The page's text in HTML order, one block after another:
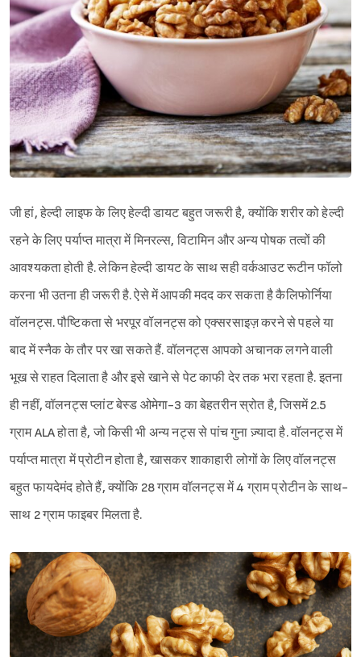
जी हां, हेल्दी लाइफ के लिए हेल्दी डायट बहुत जरूरी है, क्योंकि शरीर को हेल्दी
रहने के लिए पर्याप्त मात्रा में मिनरल्स, विटामिन और अन्य पोषक तत्वों की
आवश्यकता होती है. लेकिन हेल्दी डायट के साथ सही वर्कआउट रूटीन फॉलो
करना भी उतना ही जरूरी है. ऐसे में आपकी मदद कर सकता है कैलिफोर्निया
वॉलनट्स. पौष्टिकता से भरपूर वॉलनट्स को एक्सरसाइज़ करने से पहले या
बाद में स्नैक के तौर पर खा सकते हैं. वॉलनट्स आपको अचानक लगने वाली
भूख से राहत दिलाता है और इसे खाने से पेट काफी देर तक भरा रहता है. इतना
ही नहीं, वॉलनट्स प्लांट बेस्ड ओमेगा-3 का बेहतरीन स्रोत है, जिसमें 2.5
ग्राम ALA होता है, जो किसी भी अन्य नट्स से पांच गुना ज़्यादा है. वॉलनट्स में
पर्याप्त मात्रा में प्रोटीन होता है, खासकर शाकाहारी लोगों के लिए वॉलनट्स
बहुत फायदेमंद होते हैं, क्योंकि 28 ग्राम‌ वॉलनट्स में 4 ग्राम प्रोटीन के साथ-
साथ 2 ग्राम फाइबर मिलता है.